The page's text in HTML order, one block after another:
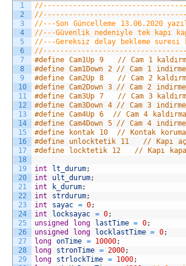
1
2
3
4
5
6
7
8
9
10
11
12
13
14
15
16
17
18
19
20
21
22
23
24
25
26
27
28
29
//---Son Güncelleme 13.06.2020
//---Güvenlik nedeniyle tek kapı
//---Gereksiz delay bekleme
#define Cam1Up 9   // Cam 1
#define Cam1Down 2 // Cam 1
#define Cam2Up 8   // Cam 2
#define Cam2Down 3 // Cam 2
#define Cam3Up 7   // Cam 3
#define Cam3Down 4 // Cam 3
#define Cam4Up 6  // Cam 4
#define Cam4Down 5 // Cam 4
#define kontak 10  // Kontak
#define unlocktetik 11   // Kapı
#define locktetik 12   // Kapı
int lt_durum;
int
ult_durum;
int
k_durum;
int
strdurum;
int
sayac = 0;
int
locksayac = 0;
unsigned
long lastTime = 0;
unsigned
long locklastTime = 0;
long onTime = 10000;
long
stronTime = 2000;
long
strlockTime = 1000;